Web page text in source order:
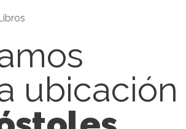
ubicación